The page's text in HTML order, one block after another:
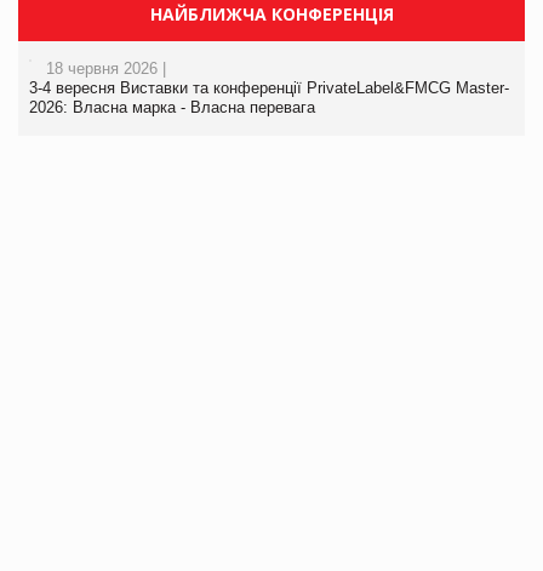
НАЙБЛИЖЧА КОНФЕРЕНЦІЯ
18 червня 2026 |
3-4 вересня Виставки та конференції PrivateLabel&FMCG Master-
2026: Власна марка - Власна перевага